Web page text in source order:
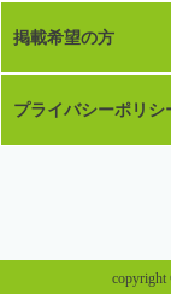
掲載希望の方
プライバシーポリシ
copyright